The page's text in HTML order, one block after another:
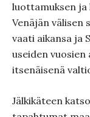
luottamuksen ja
Venäjän
vaati aikansa ja
useiden vuosien
itsenäisenä
Jälkikäteen